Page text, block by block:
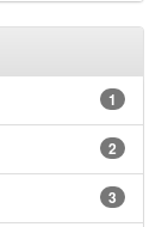
1
2
3